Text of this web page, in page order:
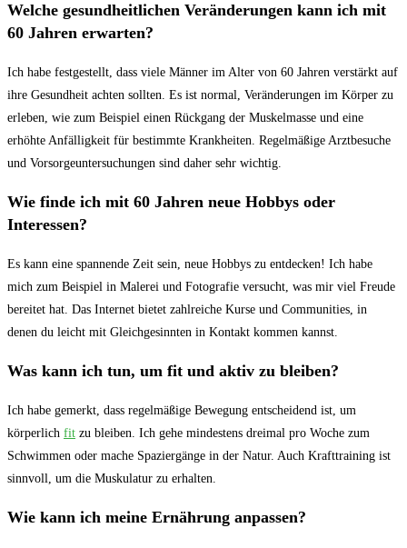
Welche gesundheitlichen Veränderungen ‌kann ich mit
‌60 ⁤Jahren erwarten?
Ich habe festgestellt, dass viele‌ Männer im Alter von 60‍ Jahren ‌verstärkt auf
ihre Gesundheit achten sollten. Es ist normal, Veränderungen im Körper zu
erleben, wie zum⁤ Beispiel einen Rückgang der Muskelmasse und eine
⁢erhöhte Anfälligkeit für bestimmte Krankheiten. Regelmäßige⁣ Arztbesuche
und Vorsorgeuntersuchungen sind daher sehr wichtig.
Wie finde ich⁣ mit 60 Jahren neue Hobbys oder
‍Interessen?
Es kann eine spannende Zeit sein, ⁣neue Hobbys zu‌ entdecken! Ich habe
mich zum ‌Beispiel in Malerei und Fotografie versucht, was ⁤mir ⁤viel Freude
bereitet hat.⁣ Das‍ Internet bietet zahlreiche Kurse und Communities, in
denen du⁤ leicht mit ‌Gleichgesinnten in Kontakt‌ kommen‌ kannst.
Was kann‍ ich tun, um fit und aktiv zu bleiben?
Ich habe ‌gemerkt, dass regelmäßige Bewegung entscheidend ist, um
körperlich fit zu bleiben. Ich⁤ gehe mindestens dreimal pro Woche zum‍
Schwimmen oder mache Spaziergänge in der Natur. Auch Krafttraining ist
sinnvoll, um die Muskulatur zu erhalten.
Wie kann ich meine Ernährung ⁢anpassen?